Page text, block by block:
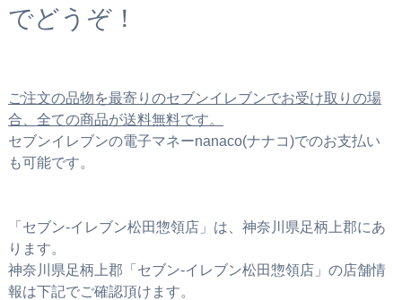
でどうぞ！
ご注文の品物を最寄りのセブンイレブンでお受け取りの場
合、全ての商品が送料無料です。
セブンイレブンの電子マネーnanaco(ナナコ)でのお支払い
も可能です。
「セブン‐イレブン松田惣領店」は、神奈川県足柄上郡にあ
ります。
神奈川県足柄上郡「セブン‐イレブン松田惣領店」の店舗情
報は下記でご確認頂けます。